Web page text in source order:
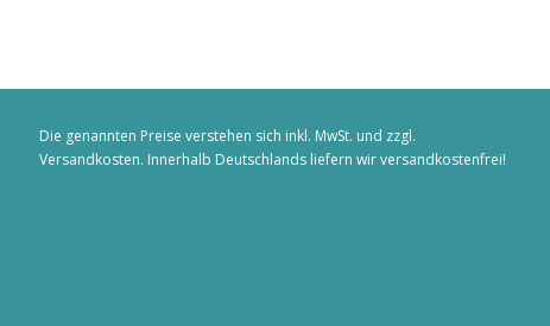
Die genannten Preise verstehen sich inkl. MwSt. und zzgl.
Versandkosten. Innerhalb Deutschlands liefern wir versandkostenfrei!